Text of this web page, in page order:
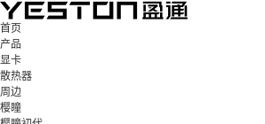
首页
产品
显卡
散热器
周边
樱瞳